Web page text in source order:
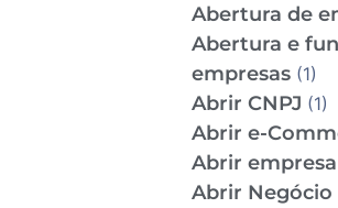
Abertura de
Abertura e
empresas(1)
Abrir CNPJ (1)
Abrir e-
Abrir empresa
Abrir Negócio